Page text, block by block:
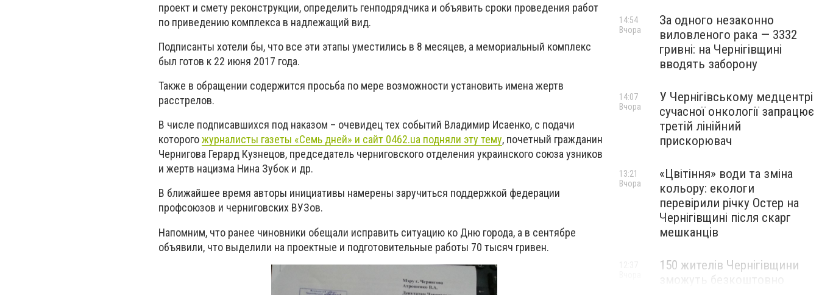
проект и смету реконструкции, определить генподрядчика и объявить сроки проведения работ
по приведению комплекса в надлежащий вид.
Подписанты хотели бы, что все эти этапы уместились в 8 месяцев, а мемориальный комплекс
был готов к 22 июня 2017 года.
Также в обращении содержится просьба по мере возможности установить имена жертв
расстрелов.
В числе подписавшихся под наказом – очевидец тех событий Владимир Исаенко, с подачи
которогожурналисты газеты «Семь дней» и сайт 0462.ua подняли эту тему, почетный гражданин
Чернигова Герард Кузнецов, председатель черниговского отделения украинского союза узников
и жертв нацизма Нина Зубок и др.
В ближайшее время авторы инициативы намерены заручиться поддержкой федерации
профсоюзов и черниговских ВУЗов.
Напомним, что ранее чиновники обещали исправить ситуацию ко Дню города, а в сентябре
объявили, что выделили на проектные и подготовительные работы 70 тысяч гривен.
За одного незаконно
виловленого рака — 3332
гривні: на Чернігівщині
вводять заборону
14:54
Вчора
У Чернігівському медцентрі
сучасної онкології запрацює
третій лінійний
прискорювач
14:07
Вчора
«Цвітіння» води та зміна
кольору: екологи
перевірили річку Остер на
Чернігівщині після скарг
мешканців
13:21
Вчора
150 жителів Чернігівщини
зможуть безкоштовно